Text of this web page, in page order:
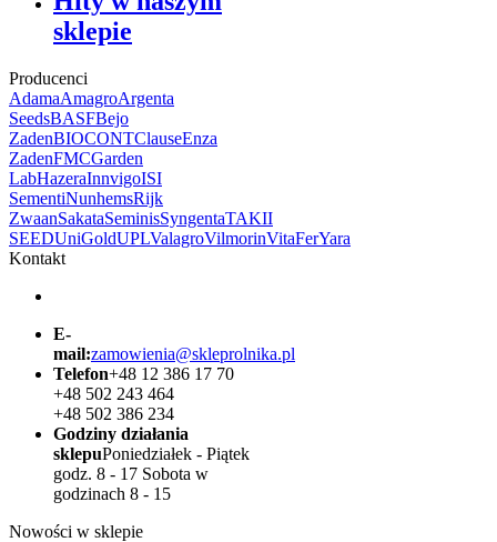
sklepie
Producenci
AdamaAmagroArgenta
SeedsBASFBejo
ZadenBIOCONTClauseEnza
ZadenFMCGarden
LabHazeraInnvigoISI
SementiNunhemsRijk
ZwaanSakataSeminisSyngentaTAKII
SEEDUniGoldUPLValagroVilmorinVitaFerYara
Kontakt
E-
mail:zamowienia@skleprolnika.pl
Telefon+48 12 386 17 70
+48 502 243 464
+48 502 386 234
Godziny działania
sklepuPoniedziałek - Piątek
godz. 8 - 17 Sobota w
godzinach 8 - 15
Nowości w sklepie